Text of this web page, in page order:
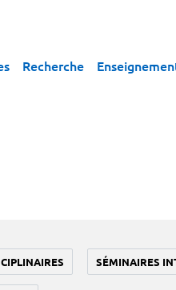
Recherche
SÉMINAIRES